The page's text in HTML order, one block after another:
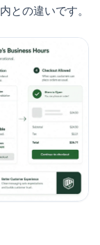
との違いです。